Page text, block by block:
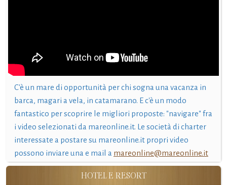
C'è un mare di opportunità per chi sogna una vacanza in
barca, magari a vela, in catamarano. E c'è un modo
fantastico per scoprire le migliori proposte: "navigare" fra
i video selezionati da mareonline.it. Le società di charter
interessate a postare su mareonline.it propri video
possono inviare una e mail a mareonline@mareonline.it
HOTEL E RESORT